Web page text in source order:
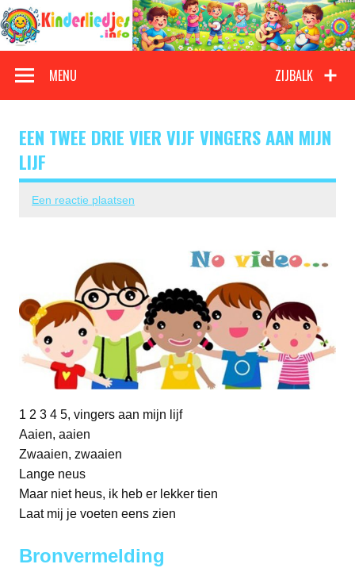
Doorgaan
naar
inhoud
Kinderliedjes
ZIJBALK
MENU
EEN TWEE DRIE VIER VIJF VINGERS AAN MIJN
LIJF
Een reactie plaatsen
1 2 3 4 5, vingers aan mijn lijf
Aaien, aaien
Zwaaien, zwaaien
Lange neus
Maar niet heus, ik heb er lekker tien
Laat mij je voeten eens zien
Bronvermelding